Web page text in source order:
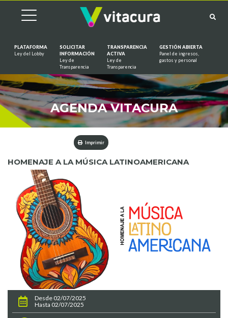
PLATAFORMA
Ley del Lobby
SOLICITAR
INFORMACIÓN
Ley de
Transparencia
TRANSPARENCIA
ACTIVA
Ley de
Transparencia
GESTIÓN ABIERTA
Panel de ingresos,
gastos y personal
AGENDA VITACURA
Imprimir
HOMENAJE A LA MÚSICA LATINOAMERICANA
Desde 02/07/2025
Hasta 02/07/2025